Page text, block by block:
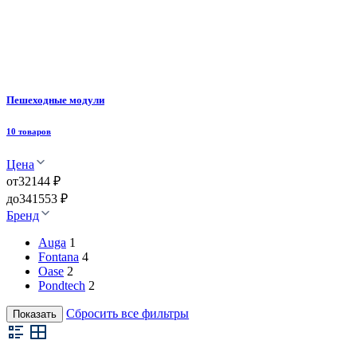
Пешеходные модули
10 товаров
Цена
от32144 ₽
до341553 ₽
Бренд
Auga 1
Fontana 4
Oase 2
Pondtech 2
Показать Сбросить все фильтры